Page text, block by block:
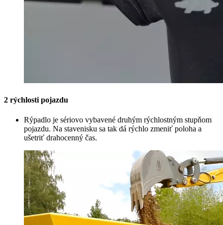
2 rýchlosti pojazdu
Rýpadlo je sériovo vybavené druhým rýchlostným stupňom
pojazdu. Na stavenisku sa tak dá rýchlo zmeniť poloha a
ušetriť drahocenný čas.